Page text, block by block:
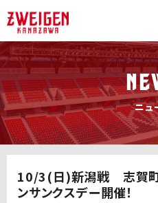
ニュ
10/3(日)新潟戦 志賀町
ンサンクスデー開催！